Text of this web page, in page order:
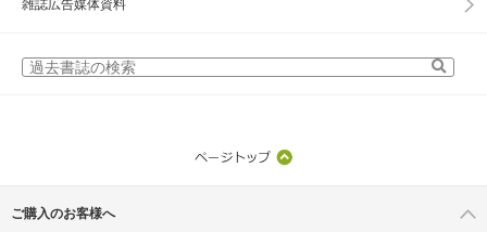
雑誌広告媒体資料
ご購入のお客様へ